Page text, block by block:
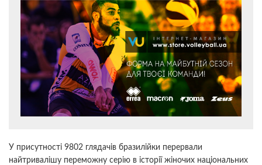
У присутності 9802 глядачів бразилійки перервали
найтривалішу переможну серію в історії жіночих національних